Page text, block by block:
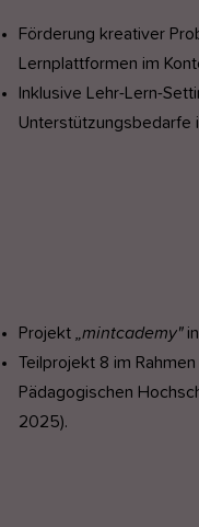
Förderung kreativer
Lernplattformen im
Inklusive Lehr-Lern-
Unterstützungsbedarfe
Projekt „mintcademy"in
Teilprojekt 8 im
Pädagogischen
2025).